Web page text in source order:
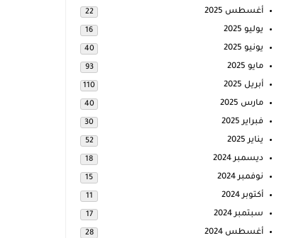
أغسطس 2025 22
يوليو 2025 16
يونيو 2025 40
مايو 2025 93
أبريل 2025 110
مارس 2025 40
فبراير 2025 30
يناير 2025 52
ديسمبر 2024 18
نوفمبر 2024 15
أكتوبر 2024 11
سبتمبر 2024 17
أغسطس 2024 28